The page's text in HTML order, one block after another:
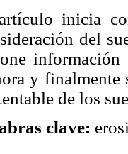
inicia
del
y finalmente
de los
clave: